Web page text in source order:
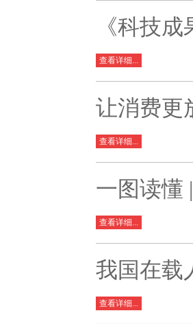
《科技
查看详细...
让消费更
查看详细...
一图读懂
查看详细...
我国在载
查看详细...